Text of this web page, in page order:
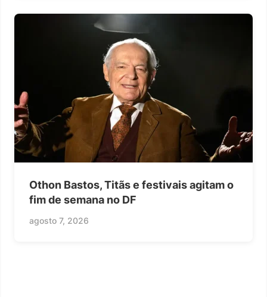
Othon Bastos, Titãs e festivais agitam o
fim de semana no DF
agosto 7, 2026